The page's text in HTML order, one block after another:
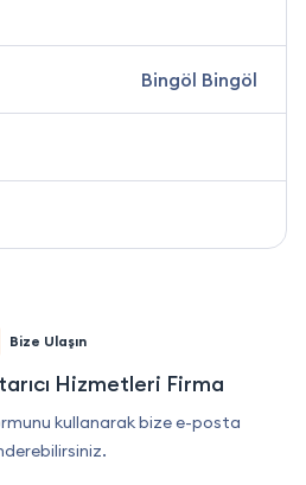
Bingöl Bingöl
Bize Ulaşın
Hizmetleri Firma
kullanarak bize e-posta